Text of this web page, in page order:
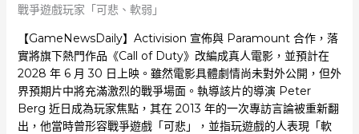
戰爭遊戲玩家「可悲、軟弱」
【GameNewsDaily】Activision 宣佈與 Paramount 合作，落
實將旗下熱門作品《Call of Duty》改編成真人電影，並預計在
2028 年 6 月 30 日上映。雖然電影具體劇情尚未對外公開，但外
界預期片中將充滿激烈的戰爭場面。執導該片的導演 Peter
Berg 近日成為玩家焦點，其在 2013 年的一次專訪言論被重新翻
出，他當時曾形容戰爭遊戲「可悲」，並指玩遊戲的人表現「軟